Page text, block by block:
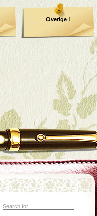
Overige !
Search for: